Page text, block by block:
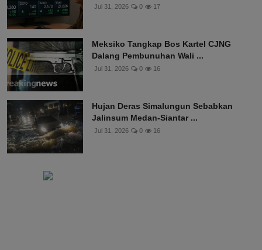
Jul 31, 2026 0 17
Meksiko Tangkap Bos Kartel CJNG
Dalang Pembunuhan Wali ...
Jul 31, 2026 0 16
Hujan Deras Simalungun Sebabkan
Jalinsum Medan-Siantar ...
Jul 31, 2026 0 16